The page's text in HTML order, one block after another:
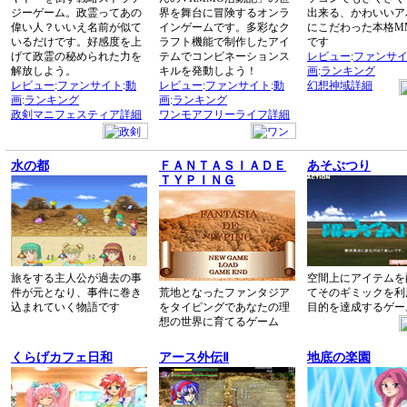
ジーゲーム。政霊ってあの
偉い人？いいえ名前が似て
いるだけです。好感度を上
げて政霊の秘められた力を
解放しよう。
レビュー:ファンサイト :動
画:ランキング
政剣マニフェスティア詳細
界を舞台に冒険するオンラ
インゲームです。多彩なク
ラフト機能で制作したアイ
テムでコンビネーションス
キルを発動しよう！
レビュー:ファンサイト :動
画:ランキング
ワンモアフリーライフ詳細
出来る、かわいい
にこだわった本格
です
レビュー:ファンサ
画:ランキング
幻想神域詳細
水の都
旅をする主人公が過去の事
件が元となり、事件に巻き
込まれていく物語です
ＦＡＮＴＡＳＩＡＤＥ
ＴＹＰＩＮＧ
荒地となったファンタジア
をタイピングであなたの理
想の世界に育てるゲーム
あそぶつり
空間上にアイテム
てそのギミックを
目的を達成するゲ
くらげカフェ日和 アース外伝Ⅱ 地底の楽園